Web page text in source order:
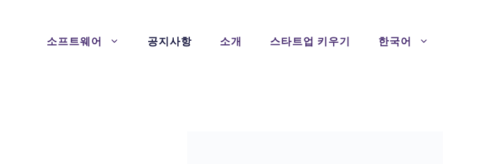
소프트웨어 공지사항 소개 스타트업 키우기 한국어